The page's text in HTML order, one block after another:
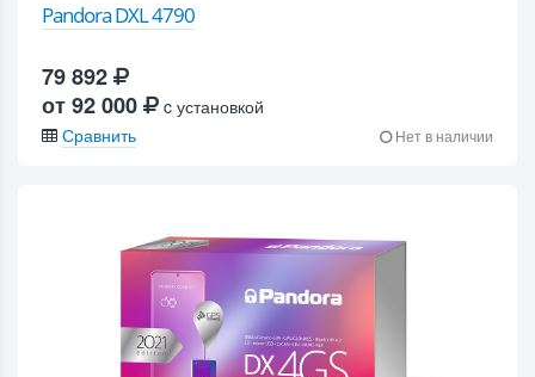
Pandora DXL 4790
79 892
от 92 000
c установкой
Сравнить
Нет в наличии